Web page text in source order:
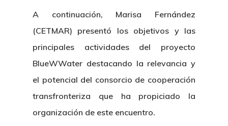
A continuación, Marisa Fernández
(CETMAR) presentó los objetivos y las
principales actividades del proyecto
BlueWWater destacando la relevancia y
el potencial del consorcio de cooperación
transfronteriza que ha propiciado la
organización de este encuentro.